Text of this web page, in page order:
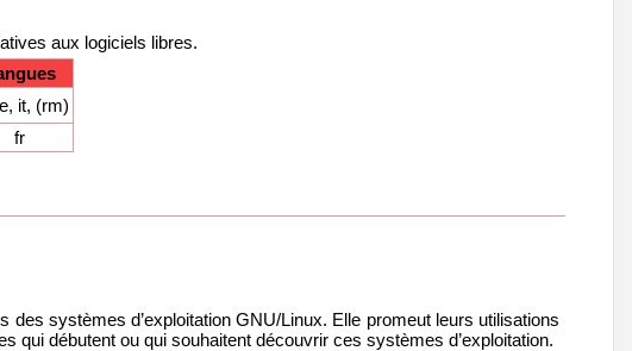
aux logiciels libres.
it, (rm)
fr
systèmes d’exploitation GNU/Linux. Elle promeut leurs utilisations
qui débutent ou qui souhaitent découvrir ces systèmes d’exploitation.